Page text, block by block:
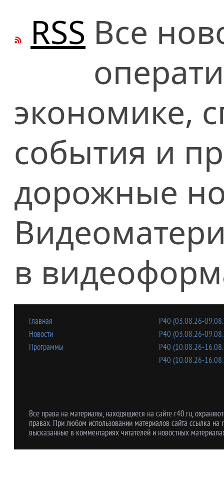
RSS Все
экономике,
события и
дорожные
в
Главная
Новости
Программы
Р40 (03.08.26-
Р40 (03.08.26-
Р40 (10.08.26-
Р40 (10.08.26-
Все права на материалы, находящиеся на сайте r40.ru,
правах. При любом использовании материалов сайта ссылка
высказанные в комментариях читателей и новостных